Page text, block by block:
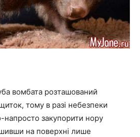
вомбата розташований
тому в разі небезпеки
закупорити нору
на поверхні лише